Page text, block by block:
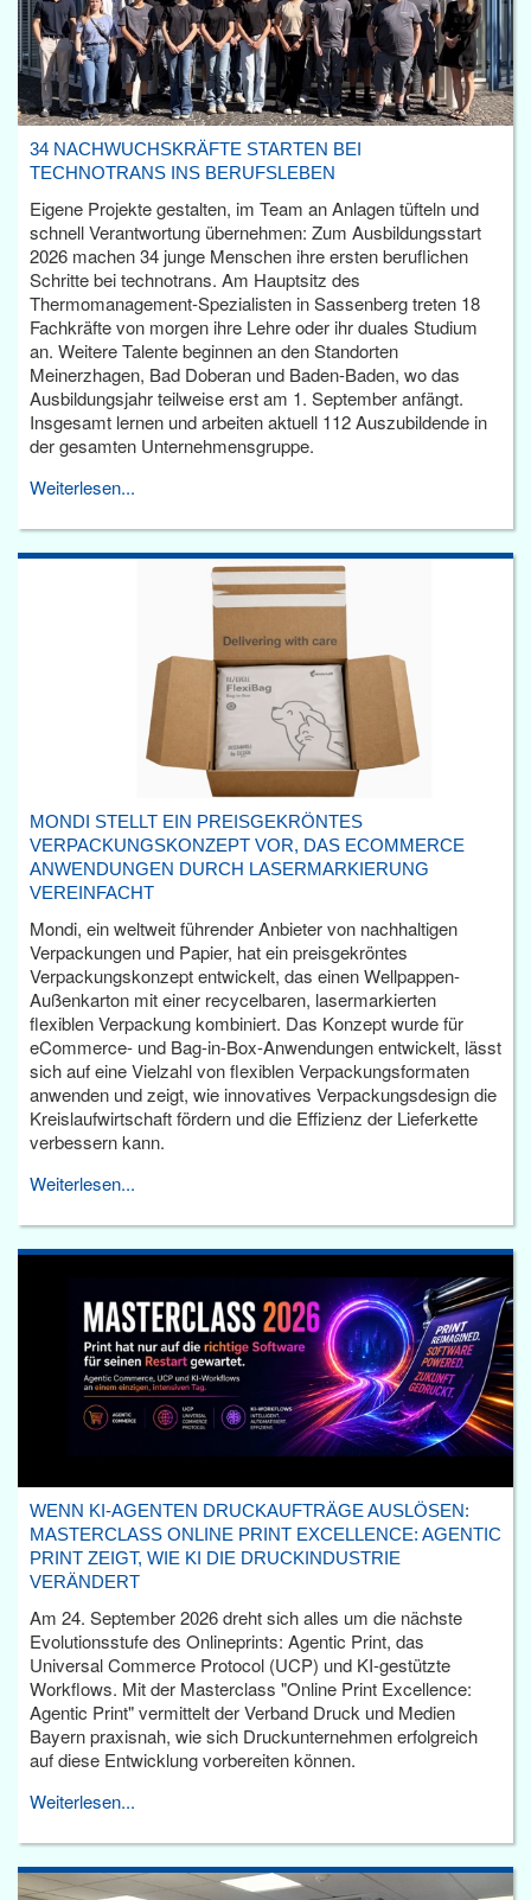
34 NACHWUCHSKRÄFTE STARTEN BEI
TECHNOTRANS INS BERUFSLEBEN
Eigene Projekte gestalten, im Team an Anlagen tüfteln und
schnell Verantwortung übernehmen: Zum Ausbildungsstart
2026 machen 34 junge Menschen ihre ersten beruflichen
Schritte bei technotrans. Am Hauptsitz des
Thermomanagement-Spezialisten in Sassenberg treten 18
Fachkräfte von morgen ihre Lehre oder ihr duales Studium
an. Weitere Talente beginnen an den Standorten
Meinerzhagen, Bad Doberan und Baden-Baden, wo das
Ausbildungsjahr teilweise erst am 1. September anfängt.
Insgesamt lernen und arbeiten aktuell 112 Auszubildende in
der gesamten Unternehmensgruppe.
Weiterlesen...
MONDI STELLT EIN PREISGEKRÖNTES
VERPACKUNGSKONZEPT VOR, DAS ECOMMERCE
ANWENDUNGEN DURCH LASERMARKIERUNG
VEREINFACHT
Mondi, ein weltweit führender Anbieter von nachhaltigen
Verpackungen und Papier, hat ein preisgekröntes
Verpackungskonzept entwickelt, das einen Wellpappen-
Außenkarton mit einer recycelbaren, lasermarkierten
flexiblen Verpackung kombiniert. Das Konzept wurde für
eCommerce- und Bag-in-Box-Anwendungen entwickelt, lässt
sich auf eine Vielzahl von flexiblen Verpackungsformaten
anwenden und zeigt, wie innovatives Verpackungsdesign die
Kreislaufwirtschaft fördern und die Effizienz der Lieferkette
verbessern kann.
Weiterlesen...
WENN KI-AGENTEN DRUCKAUFTRÄGE AUSLÖSEN:
MASTERCLASS ONLINE PRINT EXCELLENCE: AGENTIC
PRINT ZEIGT, WIE KI DIE DRUCKINDUSTRIE
VERÄNDERT
Am 24. September 2026 dreht sich alles um die nächste
Evolutionsstufe des Onlineprints: Agentic Print, das
Universal Commerce Protocol (UCP) und KI-gestützte
Workflows. Mit der Masterclass "Online Print Excellence:
Agentic Print" vermittelt der Verband Druck und Medien
Bayern praxisnah, wie sich Druckunternehmen erfolgreich
auf diese Entwicklung vorbereiten können.
Weiterlesen...